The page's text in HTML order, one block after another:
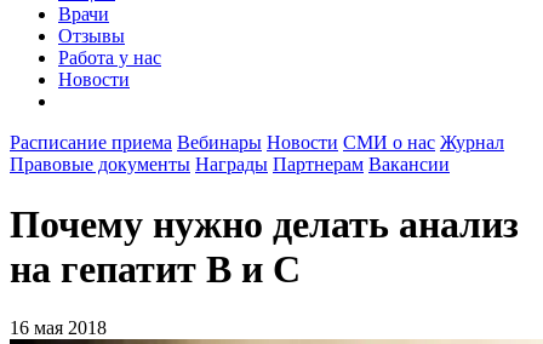
Врачи
Отзывы
Работа у нас
Новости
Расписание приема Вебинары Новости СМИ о нас Журнал
Правовые документы Награды Партнерам Вакансии
Почему нужно делать анализ
на гепатит В и С
16 мая 2018